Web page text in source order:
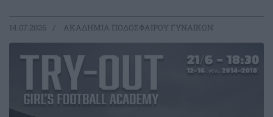
14.07.2026 ΑΚΑΔΗΜΙΑ ΠΟΔΟΣΦΑΙΡΟΥ ΓΥΝΑΙΚΩΝ